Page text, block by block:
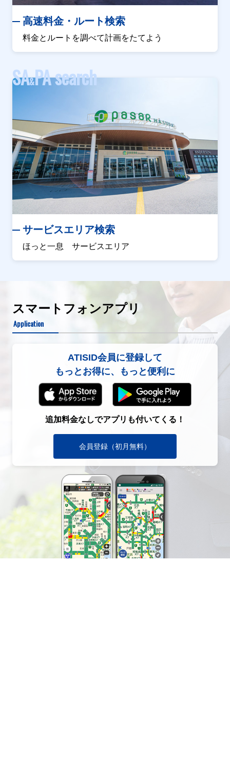
高速料金・ルート検索
料金とルートを調べて計画をたてよう
SA&PA search
サービスエリア検索
ほっと一息 サービスエリア
スマートフォンアプリ
Application
ATISID会員に登録して
もっとお得に、もっと便利に
追加料金なしでアプリも付いてくる！
会員登録（初月無料）